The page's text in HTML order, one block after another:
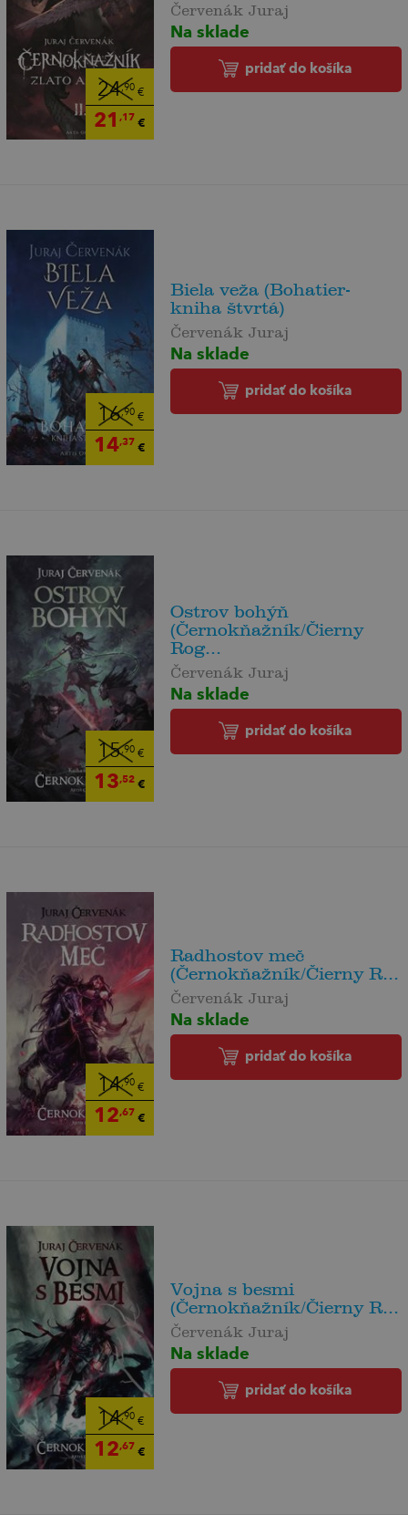
24,90€
21 ,17 €
Červenák Juraj
Na sklade
pridať do košíka
16,90€
14,37 €
Biela veža (Bohatier-
kniha štvrtá)
Červenák Juraj
Na sklade
pridať do košíka
15,90€
13,52€
Ostrov bohýň
(Černokňažník/Čierny
Rog...
Červenák Juraj
Na sklade
pridať do košíka
14,90€
12,67 €
Radhostov meč
(Černokňažník/Čierny R...
Červenák Juraj
Na sklade
pridať do košíka
14,90€
12,67 €
Vojna s besmi
(Černokňažník/Čierny R...
Červenák Juraj
Na sklade
pridať do košíka